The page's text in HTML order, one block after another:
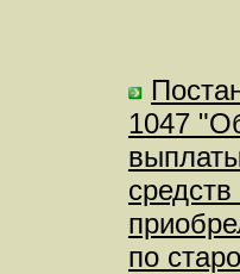
1047
по